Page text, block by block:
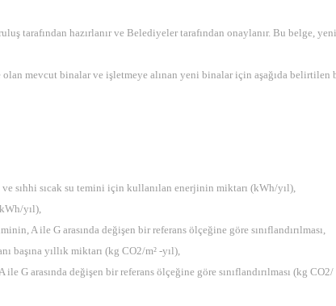
tarafından hazırlanır ve Belediyeler tarafından onaylanır. Bu belge,
mevcut binalar ve işletmeye alınan yeni binalar için aşağıda
ve sıhhi sıcak su temini için kullanılan enerjinin miktarı (kWh/yıl),
yıl),
A ile G arasında değişen bir referans ölçeğine göre sınıflandırılması,
başına yıllık miktarı (kg CO2/m² -yıl),
ile G arasında değişen bir referans ölçeğine göre sınıflandırılması (kg CO2/